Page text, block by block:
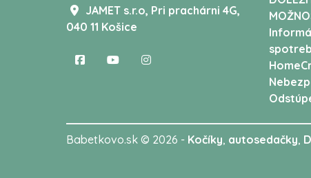
JAMET s.r.o, Pri prachárni 4G,
040 11 Košice
Babetkovo.sk © 2026 - Kočíky autosedačky